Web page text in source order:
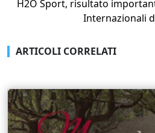
H2O Sport, risultato
Internazionali
ARTICOLI CORRELATI